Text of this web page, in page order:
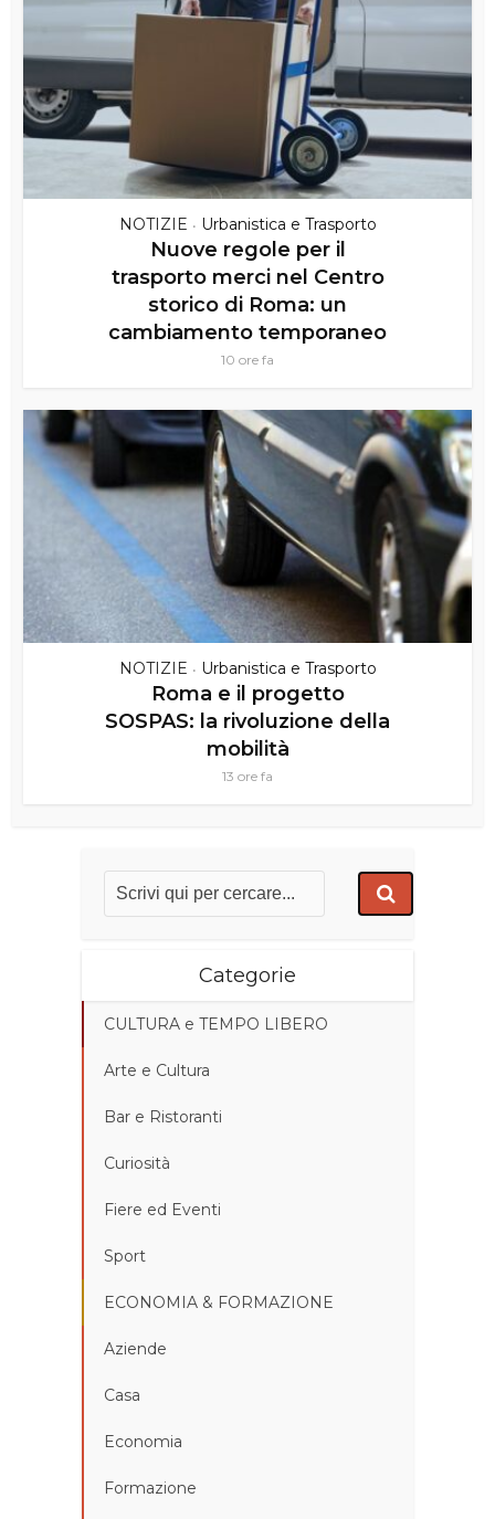
NOTIZIE • Urbanistica e Trasporto
Nuove regole per il
trasporto merci nel Centro
storico di Roma: un
cambiamento temporaneo
10 ore fa
NOTIZIE • Urbanistica e Trasporto
Roma e il progetto
SOSPAS: la rivoluzione della
mobilità
13 ore fa
Categorie
CULTURA e TEMPO LIBERO
Arte e Cultura
Bar e Ristoranti
Curiosità
Fiere ed Eventi
Sport
ECONOMIA & FORMAZIONE
Aziende
Casa
Economia
Formazione